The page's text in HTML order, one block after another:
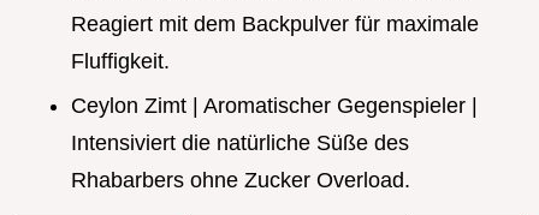
Reagiert mit dem Backpulver für maximale
Fluffigkeit.
Ceylon Zimt | Aromatischer Gegenspieler |
Intensiviert die natürliche Süße des
Rhabarbers ohne Zucker Overload.